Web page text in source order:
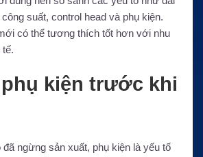
suất, control head và phụ kiện.
có thể tương thích tốt hơn với nhu
kiện trước khi
ngừng sản xuất, phụ kiện là yếu tố